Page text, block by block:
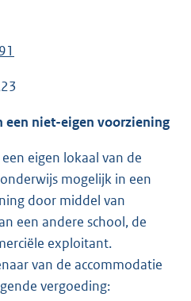
een niet-eigen voorziening
eigen lokaal van de
mogelijk in een
door middel van
een andere school, de
exploitant.
van de accommodatie
vergoeding: